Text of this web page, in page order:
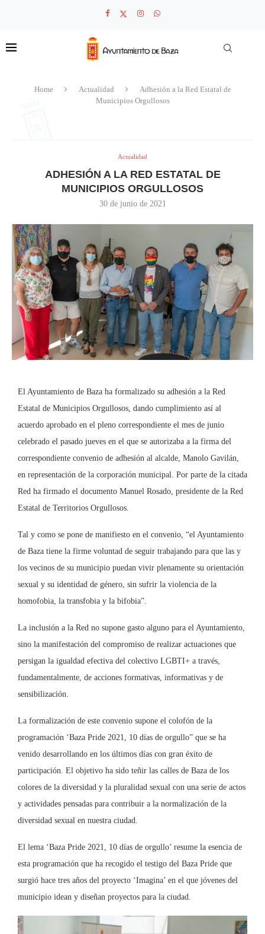
Home Actualidad
Adhesión a la Red Estatal de
Municipios Orgullosos
Actualidad
ADHESIÓN A LA RED ESTATAL DE
MUNICIPIOS ORGULLOSOS
30 de junio de 2021
El Ayuntamiento de Baza ha formalizado su adhesión a la Red
Estatal de Municipios Orgullosos, dando cumplimiento así al
acuerdo aprobado en el pleno correspondiente el mes de junio
celebrado el pasado jueves en el que se autorizaba a la firma del
correspondiente convenio de adhesión al alcalde, Manolo Gavilán,
en representación de la corporación municipal. Por parte de la citada
Red ha firmado el documento Manuel Rosado, presidente de la Red
Estatal de Territorios Orgullosos.
Tal y como se pone de manifiesto en el convenio, “el Ayuntamiento
de Baza tiene la firme voluntad de seguir trabajando para que las y
los vecinos de su municipio puedan vivir plenamente su orientación
sexual y su identidad de género, sin sufrir la violencia de la
homofobia, la transfobia y la bifobia”.
La inclusión a la Red no supone gasto alguno para el Ayuntamiento,
sino la manifestación del compromiso de realizar actuaciones que
persigan la igualdad efectiva del colectivo LGBTI+ a través,
fundamentalmente, de acciones formativas, informativas y de
sensibilización.
La formalización de este convenio supone el colofón de la
programación ‘Baza Pride 2021, 10 días de orgullo” que se ha
venido desarrollando en los últimos días con gran éxito de
participación. El objetivo ha sido teñir las calles de Baza de los
colores de la diversidad y la pluralidad sexual con una serie de actos
y actividades pensadas para contribuir a la normalización de la
diversidad sexual en nuestra ciudad.
El lema ‘Baza Pride 2021, 10 días de orgullo’ resume la esencia de
esta programación que ha recogido el testigo del Baza Pride que
surgió hace tres años del proyecto ‘Imagina’ en el que jóvenes del
municipio idean y diseñan proyectos para la ciudad.